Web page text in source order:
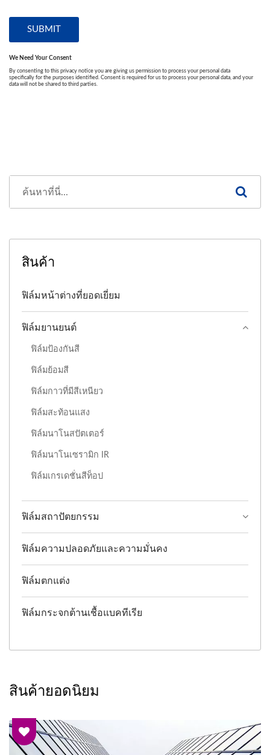
สินค้า
ฟิล์มหน้าต่างที่ยอดเยี่ยม
ฟิล์มยานยนต์
ฟิล์มป้องกันสี
ฟิล์มย้อมสี
ฟิล์มกาวที่มีสีเหนียว
ฟิล์มสะท้อนแสง
ฟิล์มนาโนสปัตเตอร์
ฟิล์มนาโนเซรามิก IR
ฟิล์มเกรเดชั่นสีท็อป
ฟิล์มสถาปัตยกรรม
ฟิล์มความปลอดภัยและความมั่นคง
ฟิล์มตกแต่ง
ฟิล์มกระจกต้านเชื้อแบคทีเรีย
สินค้ายอดนิยม